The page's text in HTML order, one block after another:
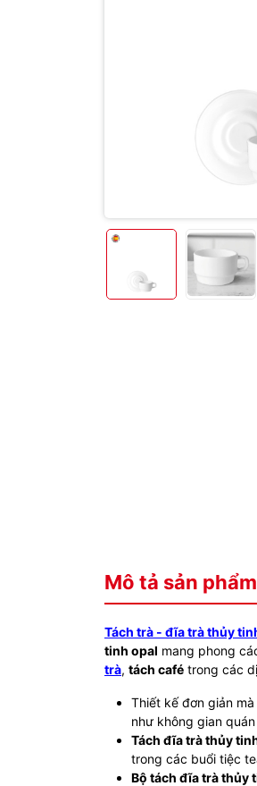
Mô tả sản phẩm
Tách trà - đĩa trà thủy
tinh opal mang phong
trà, tách café trong các
Thiết kế đơn giản
như không gian
Tách đĩa trà thủy
trong các buổi tiệc
Bộ tách đĩa trà thủy